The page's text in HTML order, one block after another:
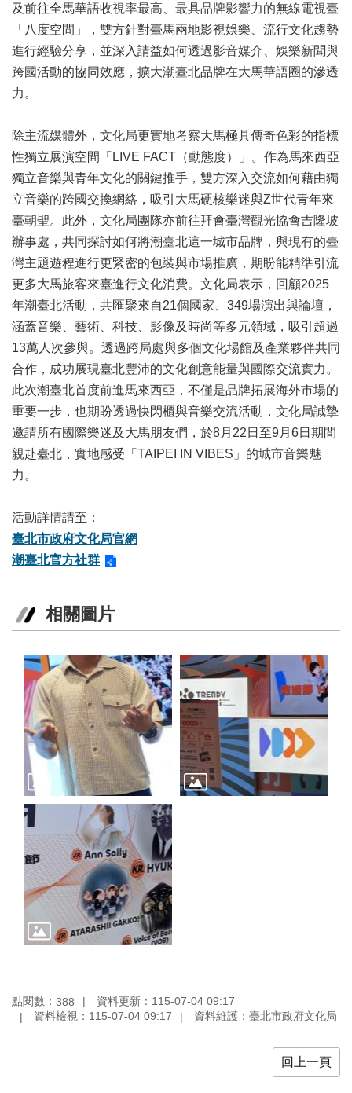
開
資
訊
聯
絡
訊
影
音
專
區
回
首
頁
網
站
導
覽
陳
情
系
統
語
詞
彙
通
易
讀
專
區
平
臺
專
區
常
問
政
府
及前往全馬華語收視率最高、最具品牌影響力的無線電視臺
「八度空間」，雙方針對臺馬兩地影視娛樂、流行文化趨勢
進行經驗分享，並深入請益如何透過影音媒介、娛樂新聞與
跨國活動的協同效應，擴大潮臺北品牌在大馬華語圈的滲透
力。
除主流媒體外，文化局更實地考察大馬極具傳奇色彩的指標
性獨立展演空間「LIVE FACT（動態度）」。作為馬來西亞
獨立音樂與青年文化的關鍵推手，雙方深入交流如何藉由獨
立音樂的跨國交換網絡，吸引大馬硬核樂迷與Z世代青年來
臺朝聖。此外，文化局團隊亦前往拜會臺灣觀光協會吉隆坡
辦事處，共同探討如何將潮臺北這一城市品牌，與現有的臺
灣主題遊程進行更緊密的包裝與市場推廣，期盼能精準引流
更多大馬旅客來臺進行文化消費。文化局表示，回顧2025
年潮臺北活動，共匯聚來自21個國家、349場演出與論壇，
涵蓋音樂、藝術、科技、影像及時尚等多元領域，吸引超過
13萬人次參與。透過跨局處與多個文化場館及產業夥伴共同
合作，成功展現臺北豐沛的文化創意能量與國際交流實力。
此次潮臺北首度前進馬來西亞，不僅是品牌拓展海外市場的
重要一步，也期盼透過快閃櫃與音樂交流活動，文化局誠摯
邀請所有國際樂迷及大馬朋友們，於8月22日至9月6日期間
親赴臺北，實地感受「TAIPEI IN VIBES」的城市音樂魅
力。
活動詳情請至：
臺北市政府文化局官網
潮臺北官方社群
相關圖片
點閱數： 388
資料更新：115-07-04 09:17
資料檢視：115-07-04 09:17
資料維護：臺北市政府文化局
回上一頁